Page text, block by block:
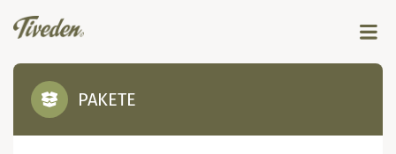
PAKETE